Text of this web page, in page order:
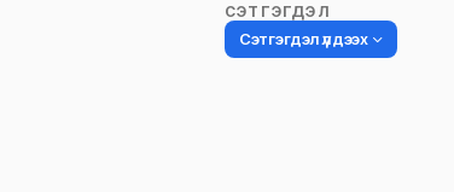
СЭТГЭГДЭЛ
Сэтгэгдэл үлдээх